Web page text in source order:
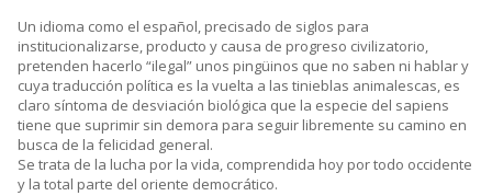
Un idioma como el español, precisado de siglos para
institucionalizarse, producto y causa de progreso civilizatorio,
pretenden hacerlo “ilegal” unos pingüinos que no saben ni hablar y
cuya traducción política es la vuelta a las tinieblas animalescas, es
claro síntoma de desviación biológica que la especie del sapiens
tiene que suprimir sin demora para seguir libremente su camino en
busca de la felicidad general.
Se trata de la lucha por la vida, comprendida hoy por todo occidente
y la total parte del oriente democrático.